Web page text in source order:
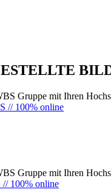
Gruppe mit Ihren
// 100% online
Gruppe mit Ihren
100% online